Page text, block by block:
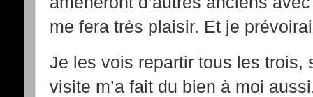
me fera très plaisir. Et je
Je les vois repartir tous les trois,
visite m’a fait du bien à moi